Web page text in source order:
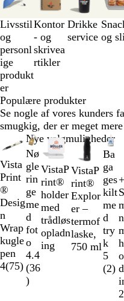
Livsstil
og
personl
ige
produkt
er
Kontor
- og
skrivea
rtikler
Drikke
service og
til
3
Populære produkter
Se nogle af vores kunders
smugkig, der er meget
Vista
Print
®
Desig
n
Wrap
kugle
pen
4(75)
Nye valgmuligheder
Nø
gle
rin
ge
me
d
fot
o
4.4
(36
)
VistaP
rint®
holder
med
trådløs
opladn
ing
VistaP
rint®
Explor
er –
termof
laske,
750 ml
Ba
ga
ges
kilt
me
d
try
k
5
(2)
v
i
d
r
a
n
g
e
u
l
L
i
e
g
r
ø
n
+
2
Slides
1
til
2
af
10